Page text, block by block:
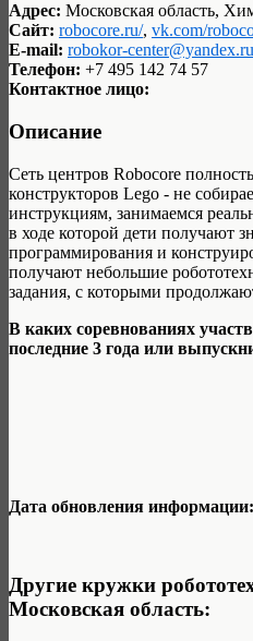
Адрес: Московская область,
Сайт: robocore.ru/, vk.com/
E-mail: robokor-center@yandex.ru
Телефон: +7 495 142 74 57
Контактное лицо:
Описание
Сеть центров Robocore
конструкторов Lego - не
инструкциям, занимаемся
в ходе которой дети получают
программирования и
получают небольшие
задания, с которыми
В каких соревнованиях
последние 3 года или
Дата обновления информации:
Другие кружки
Московская область: